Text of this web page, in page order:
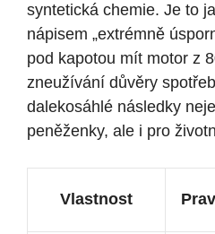
syntetická chemie. Je to
nápisem „extrémně
pod kapotou mít motor z
zneužívání důvěry
dalekosáhlé následky
peněženky, ale i pro
Vlastnost